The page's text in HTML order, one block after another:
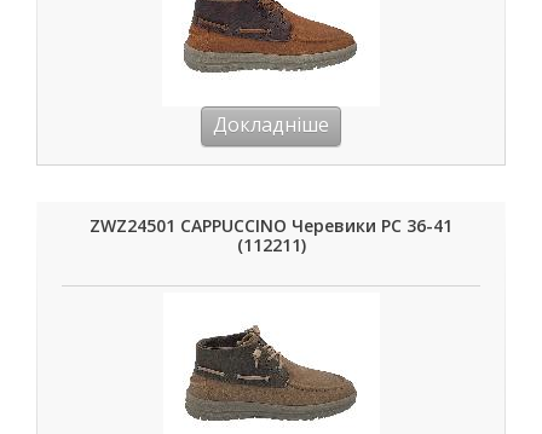
Докладніше
ZWZ24501 CAPPUCCINO Черевики РС 36-41
(112211)